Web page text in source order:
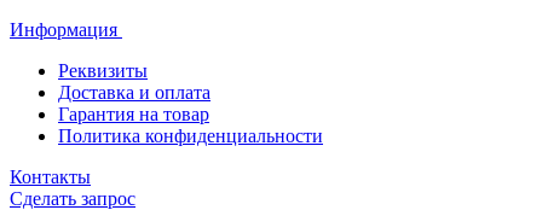
Информация
Реквизиты
Доставка и оплата
Гарантия на товар
Политика конфиденциальности
Контакты
Сделать запрос